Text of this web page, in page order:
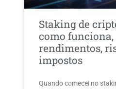
Staking de
como funciona,
rendimentos,
impostos
Quando comecei no